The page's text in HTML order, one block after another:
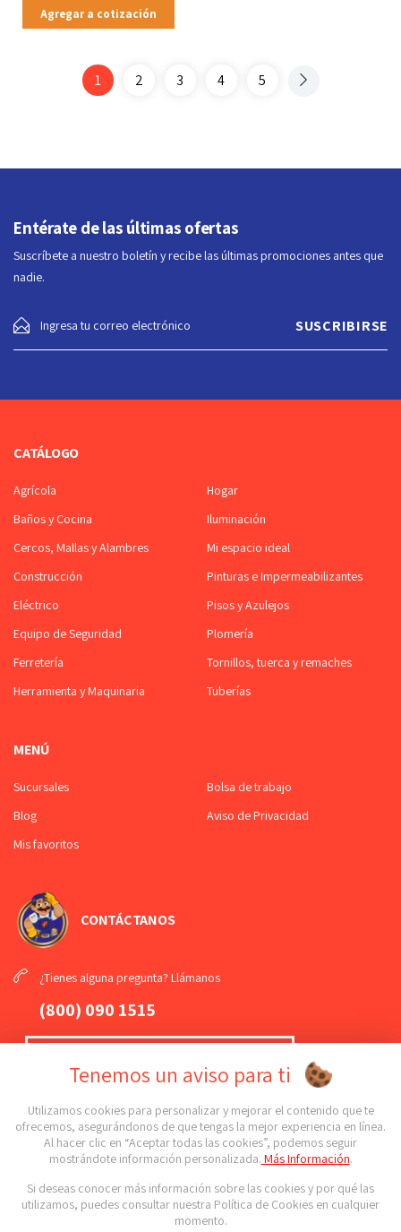
Agregar a cotización
Cuña chica sin mango modelo CUÑ-001
resistencia. Útil para raspar y desprender pintura. Utilizada también para
trabajos de resanado sobre yeso, cemento y otros materiales.
Cuña grande sin mango modelo CUÑ-002
KLEY/OBRIX
Fleje de acero templado, liso y pulido. Gran flexibilidad y resistencia. Útil
para raspar y desprender pintura. Utilizada también para trabajos de
resanado sobre yeso, cemento y otros materiales. Ideal para trabajar
sobre superficies más amplias gracias a su tamaño mayor.
1 2 3 4 5
Entérate de las últimas ofertas
Suscríbete a nuestro boletín y recibe las últimas promociones antes que
nadie.
CATÁLOGO
Agrícola
Baños y Cocina
Cercos, Mallas y Alambres
Construcción
Eléctrico
Equipo de Seguridad
Ferretería
Herramienta y Maquinaria
Hogar
Iluminación
Mi espacio ideal
Pinturas e Impermeabilizantes
Pisos y Azulejos
Plomería
Tornillos, tuerca y remaches
Tuberías
MENÚ
Sucursales
Blog
Mis favoritos
Bolsa de trabajo
Aviso de Privacidad
CONTÁCTANOS
¿Tienes alguna pregunta? Llámanos
(800) 090 1515
(789) 108 61 81
¡Conoce todas nuestras sucursales!
Síguenos en nuestras redes sociales
Tenemos un aviso para ti
Utilizamos cookies para personalizar y mejorar el contenido que te
ofrecemos, asegurándonos de que tengas la mejor experiencia en línea.
Al hacer clic en “Aceptar todas las cookies”, podemos seguir
mostrándote información personalizada. Más Información.
Si deseas conocer más información sobre las cookies y por qué las
utilizamos, puedes consultar nuestra Política de Cookies en cualquier
momento.